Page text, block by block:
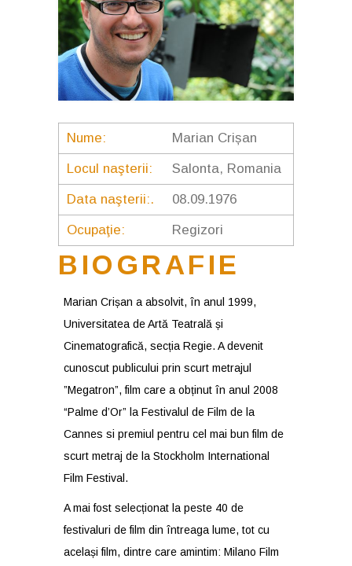
Nume: Marian Crișan
Locul naşterii: Salonta, Romania
Data naşterii:. 08.09.1976
Ocupaţie: Regizori
BIOGRAFIE
Marian Crișan a absolvit, în anul 1999,
Universitatea de Artă Teatrală și
Cinematografică, secția Regie. A devenit
cunoscut publicului prin scurt metrajul
”Megatron”, film care a obținut în anul 2008
“Palme d’Or” la Festivalul de Film de la
Cannes si premiul pentru cel mai bun film de
scurt metraj de la Stockholm International
Film Festival.
A mai fost selecționat la peste 40 de
festivaluri de film din întreaga lume, tot cu
același film, dintre care amintim: Milano Film